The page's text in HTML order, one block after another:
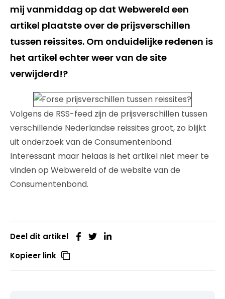
mij vanmiddag op dat Webwereld een
artikel plaatste over de prijsverschillen
tussen reissites. Om onduidelijke redenen is
het artikel echter weer van de site
verwijderd!?
Volgens de RSS-feed zijn de prijsverschillen tussen
verschillende Nederlandse reissites groot, zo blijkt
uit onderzoek van de Consumentenbond.
Interessant maar helaas is het artikel niet meer te
vinden op Webwereld of de website van de
Consumentenbond.
Deel dit artikel
Kopieer link